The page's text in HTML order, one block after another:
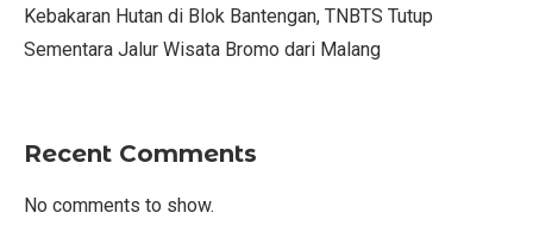
Kebakaran Hutan di Blok Bantengan, TNBTS Tutup
Sementara Jalur Wisata Bromo dari Malang
Recent Comments
No comments to show.